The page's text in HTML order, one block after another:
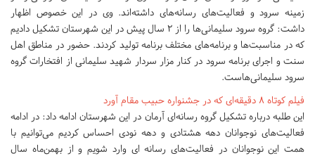
زمینه سرود و فعالیت‌های رسانه‌های داشته‌اند. وی در این خصوص اظهار
داشت: گروه سرود سلیمانی‌ها را از ۲ سال پیش در این شهرستان تشکیل دادیم
که در مناسبت‌ها و برنامه‌های مختلف برنامه تولید کردند. حضور در مناطق اهل
سنت و اجرای برنامه سرود در کنار مزار سردار شهید سلیمانی از افتخارات گروه
سرود سلیمانی‌هاست.
فیلم کوتاه ۸ دقیقه‌ای که در جشنواره حبیب مقام آورد
این طلبه درباره تشکیل گروه رسانه‌ای آرمان در این شهرستان ادامه داد: در ادامه
فعالیت‌های نوجوانان دهه هشتادی و دهه نودی احساس کردیم می‌توانیم با
همت این نوجوانان در فعالیت‌های رسانه ای وارد شویم و از بهمن‌ماه سال